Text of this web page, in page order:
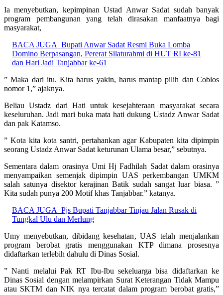
Ia menyebutkan, kepimpinan Ustad Anwar Sadat sudah banyak
program pembangunan yang telah dirasakan manfaatnya bagi
masyarakat,
BACA JUGA Bupati Anwar Sadat Resmi Buka Lomba
Domino Berpasangan, Pererat Silaturahmi di HUT RI ke-81
dan Hari Jadi Tanjabbar ke-61
” Maka dari itu. Kita harus yakin, harus mantap pilih dan Coblos
nomor 1,” ajaknya.
Beliau Ustadz dari Hati untuk kesejahteraan masyarakat secara
keseluruhan. Jadi mari buka mata hati dukung Ustadz Anwar Sadat
dan pak Katamso.
” Kota kita kota santri, pertahankan agar Kabupaten kita dipimpin
seorang Ustadz Anwar Sadat keturunan Ulama besar,” sebutnya.
Sementara dalam orasinya Umi Hj Fadhilah Sadat dalam orasinya
menyampaikan semenjak dipimpin UAS perkembangan UMKM
salah satunya disektor kerajinan Batik sudah sangat luar biasa. ”
Kita sudah punya 200 Motif khas Tanjabbar.” katanya.
BACA JUGA Pjs Bupati Tanjabbar Tinjau Jalan Rusak di
Tungkal Ulu dan Merlung
Umy menyebutkan, dibidang kesehatan, UAS telah menjalankan
program berobat gratis menggunakan KTP dimana prosesnya
didaftarkan terlebih dahulu di Dinas Sosial.
” Nanti melalui Pak RT Ibu-Ibu sekeluarga bisa didaftarkan ke
Dinas Sosial dengan melampirkan Surat Keterangan Tidak Mampu
atau SKTM dan NIK nya tercatat dalam program berobat gratis,”